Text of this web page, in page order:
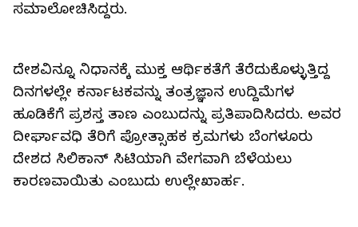
ಸಮಾಲೋಚಿಸಿದ್ದರು.
ದೇಶವಿನ್ನೂ ನಿಧಾನಕ್ಕೆ ಮುಕ್ತ ಆರ್ಥಿಕತೆಗೆ ತೆರೆದುಕೊಳ್ಳುತ್ತಿದ್ದ
ದಿನಗಳಲ್ಲೇ ಕರ್ನಾಟಕವನ್ನು ತಂತ್ರಜ್ಞಾನ ಉದ್ದಿಮೆಗಳ
ಹೂಡಿಕೆಗೆ ಪ್ರಶಸ್ತ ತಾಣ ಎಂಬುದನ್ನು ಪ್ರತಿಪಾದಿಸಿದರು. ಅವರ
ದೀರ್ಘಾವಧಿ ತೆರಿಗೆ ಪ್ರೋತ್ಸಾಹಕ ಕ್ರಮಗಳು ಬೆಂಗಳೂರು
ದೇಶದ ಸಿಲಿಕಾನ್ ಸಿಟಿಯಾಗಿ ವೇಗವಾಗಿ ಬೆಳೆಯಲು
ಕಾರಣವಾಯಿತು ಎಂಬುದು ಉಲ್ಲೇಖಾರ್ಹ.